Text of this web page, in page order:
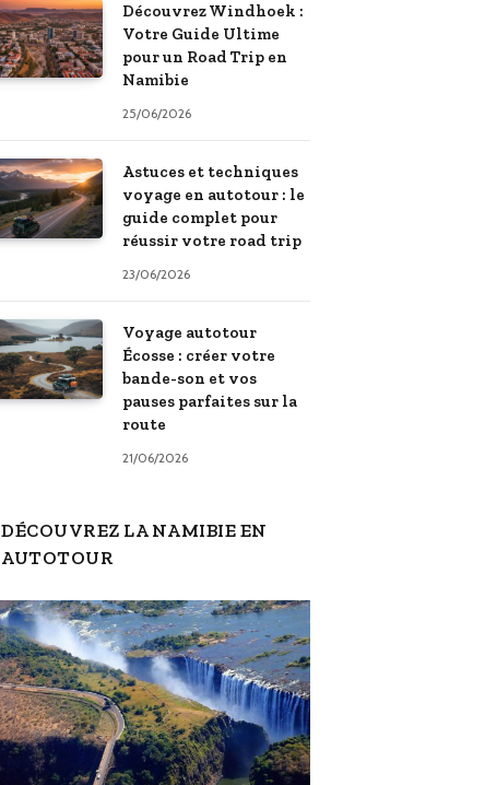
Découvrez Windhoek :
Votre Guide Ultime
pour un Road Trip en
Namibie
25/06/2026
Astuces et techniques
voyage en autotour : le
guide complet pour
réussir votre road trip
23/06/2026
Voyage autotour
Écosse : créer votre
bande-son et vos
pauses parfaites sur la
route
21/06/2026
DÉCOUVREZ LA NAMIBIE EN
AUTOTOUR